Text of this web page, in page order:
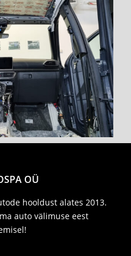
OÜ
hooldust alates 2013.
auto välimuse eest